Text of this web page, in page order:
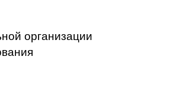
организации